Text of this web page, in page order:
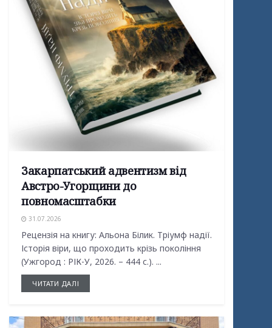
Закарпатський адвентизм від
Австро-Угорщини до
повномасштабки
31.07.2026
Рецензія на книгу: Альона Білик. Тріумф надії.
Історія віри, що проходить крізь покоління
(Ужгород : РІК-У, 2026. – 444 с.). ...
ЧИТАТИ ДАЛІ